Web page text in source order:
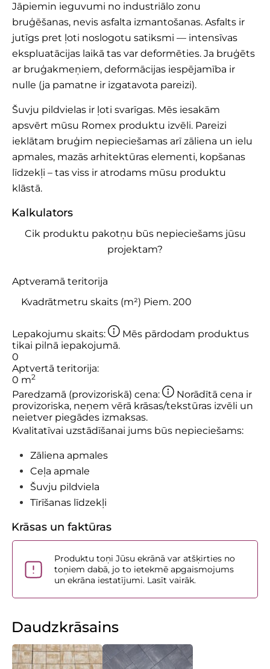
Jāpiemin ieguvumi no industriālo zonu
bruģēšanas, nevis asfalta izmantošanas. Asfalts ir
jutīgs pret ļoti noslogotu satiksmi — intensīvas
ekspluatācijas laikā tas var deformēties. Ja bruģēts
ar bruģakmeņiem, deformācijas iespējamība ir
nulle (ja pamatne ir izgatavota pareizi).
Šuvju pildvielas ir ļoti svarīgas. Mēs iesakām
apsvērt mūsu Romex produktu izvēli. Pareizi
ieklātam bruģim nepieciešamas arī zāliena un ielu
apmales, mazās arhitektūras elementi, kopšanas
līdzekļi – tas viss ir atrodams mūsu produktu
klāstā.
Kalkulators
Cik produktu pakotņu būs nepieciešams jūsu
projektam?
Aptveramā teritorija
Lepakojumu skaits:
Mēs pārdodam produktus
tikai pilnā iepakojumā.
0
Aptvertā teritorija:
0 m2
Paredzamā (provizoriskā) cena:
Norādītā cena ir
provizoriska, neņem vērā krāsas/tekstūras izvēli un
neietver piegādes izmaksas.
Kvalitatīvai uzstādīšanai jums būs nepieciešams:
Zāliena apmales
Ceļa apmale
Šuvju pildviela
Tīrīšanas līdzekļi
Krāsas un faktūras
Produktu toņi Jūsu ekrānā var atšķirties no
toņiem dabā, jo to ietekmē apgaismojums
un ekrāna iestatījumi. Lasīt vairāk.
Daudzkrāsains